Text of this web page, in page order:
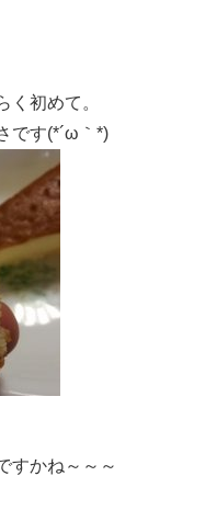
く初めて。
です(*´ω｀*)
すかね～～～